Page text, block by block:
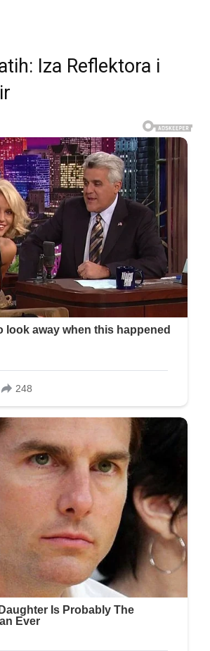
Iza Reflektora i